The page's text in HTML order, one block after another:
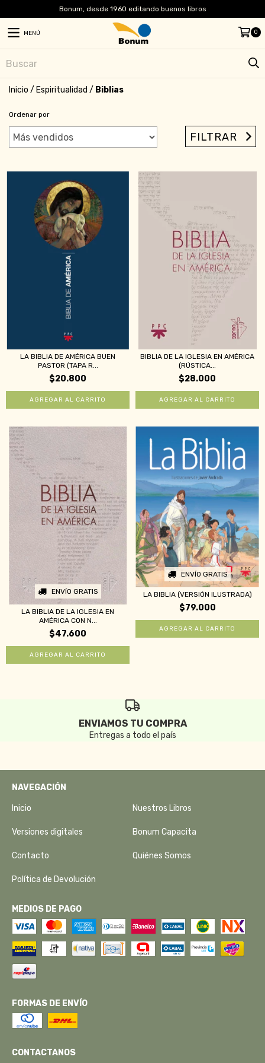
Bonum, desde 1960 editando buenos libros
MENÚ 0
Inicio / Espiritualidad / Biblias
Ordenar por
FILTRAR
LA BIBLIA DE AMÉRICA BUEN
PASTOR (TAPA R...
$20.800
BIBLIA DE LA IGLESIA EN AMÉRICA
(RÚSTICA...
$28.000
ENVÍO GRATIS
LA BIBLIA DE LA IGLESIA EN
AMÉRICA CON N...
$47.600
ENVÍO GRATIS
LA BIBLIA (VERSIÓN ILUSTRADA)
$79.000
ENVIAMOS TU COMPRA
Entregas a todo el país
NAVEGACIÓN
Inicio Nuestros Libros
Versiones digitales Bonum Capacita
Contacto Quiénes Somos
Política de Devolución
MEDIOS DE PAGO
FORMAS DE ENVÍO
CONTACTANOS